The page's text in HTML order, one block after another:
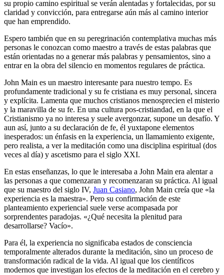
su propio camino espiritual se verán alentadas y fortalecidas, por su
claridad y convicción, para entregarse aún más al camino interior
que han emprendido.
Espero también que en su peregrinación contemplativa muchas más
personas le conozcan como maestro a través de estas palabras que
están orientadas no a generar más palabras y pensamientos, sino a
entrar en la obra del silencio en momentos regulares de práctica.
John Main es un maestro interesante para nuestro tempo. Es
profundamente tradicional y su fe cristiana es muy personal, sincera
y explícita. Lamenta que muchos cristianos menosprecien el misterio
y la maravilla de su fe. En una cultura pos-cristiandad, en la que el
Cristianismo ya no interesa y suele avergonzar, supone un desafío. Y
aun así, junto a su declaración de fe, él yuxtapone elementos
inesperados: un énfasis en la experiencia, un llamamiento exigente,
pero realista, a ver la meditación como una disciplina espiritual (dos
veces al día) y ascetismo para el siglo XXI.
En estas enseñanzas, lo que le interesaba a John Main era alentar a
las personas a que comenzaran y recomenzaran su práctica. Al igual
que su maestro del siglo IV, Juan Casiano, John Main creía que «la
experiencia es la maestra». Pero su confirmación de este
planteamiento experiencial suele verse acompasada por
sorprendentes paradojas. «¿Qué necesita la plenitud para
desarrollarse? Vacío».
Para él, la experiencia no significaba estados de consciencia
temporalmente alterados durante la meditación, sino un proceso de
transformación radical de la vida. Al igual que los científicos
modernos que investigan los efectos de la meditación en el cerebro y